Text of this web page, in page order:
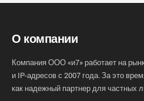
О компании
Компания ООО «и7» работает на
и IP-адресов с 2007 года. За это
как надежный партнер для частных